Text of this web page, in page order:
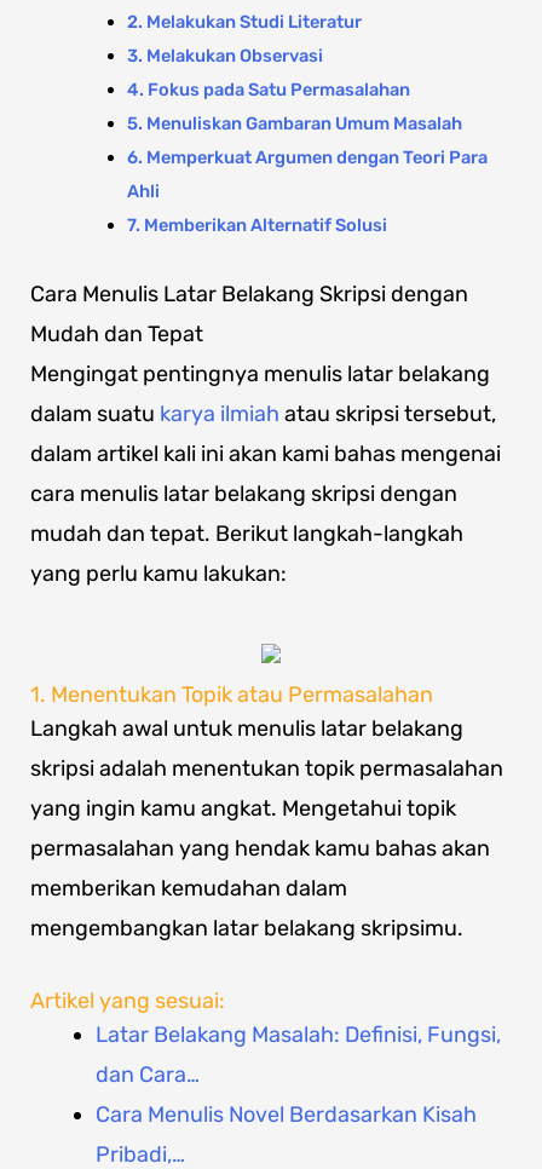
2. Melakukan Studi Literatur
3. Melakukan Observasi
4. Fokus pada Satu Permasalahan
5. Menuliskan Gambaran Umum Masalah
6. Memperkuat Argumen dengan Teori Para
Ahli
7. Memberikan Alternatif Solusi
Cara Menulis Latar Belakang Skripsi dengan
Mudah dan Tepat
Mengingat pentingnya menulis latar belakang
dalam suatu karya ilmiah atau skripsi tersebut,
dalam artikel kali ini akan kami bahas mengenai
cara menulis latar belakang skripsi dengan
mudah dan tepat. Berikut langkah-langkah
yang perlu kamu lakukan:
1. Menentukan Topik atau Permasalahan
Langkah awal untuk menulis latar belakang
skripsi adalah menentukan topik permasalahan
yang ingin kamu angkat. Mengetahui topik
permasalahan yang hendak kamu bahas akan
memberikan kemudahan dalam
mengembangkan latar belakang skripsimu.
Artikel yang sesuai:
Latar Belakang Masalah: Definisi, Fungsi,
dan Cara…
Cara Menulis Novel Berdasarkan Kisah
Pribadi,…